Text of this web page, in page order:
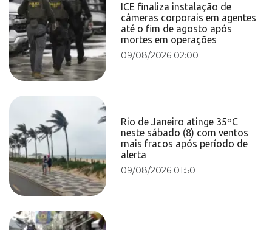
ICE finaliza instalação de
câmeras corporais em agentes
até o fim de agosto após
mortes em operações
09/08/2026 02:00
Rio de Janeiro atinge 35ºC
neste sábado (8) com ventos
mais fracos após período de
alerta
09/08/2026 01:50